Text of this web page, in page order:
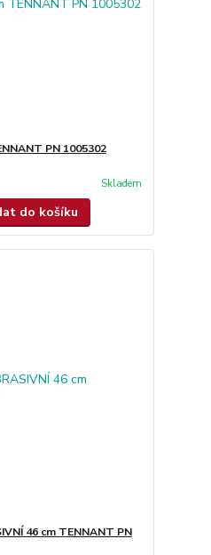
PN 1005302
Skladem
do košíku
46 cm TENNANT PN